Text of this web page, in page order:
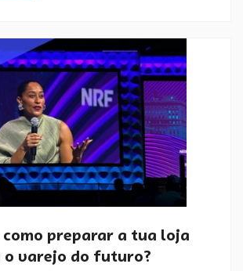
como preparar a tua loja
varejo do futuro?